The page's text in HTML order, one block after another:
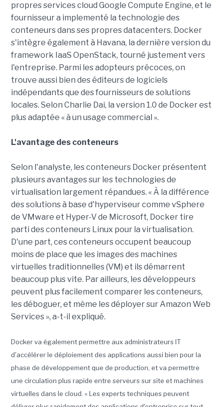
propres services cloud Google Compute Engine, et le
fournisseur a implementé la technologie des
conteneurs dans ses propres datacenters. Docker
s'intègre également à Havana, la dernière version du
framework IaaS OpenStack, tourné justement vers
l'entreprise. Parmi les adopteurs précoces, on
trouve aussi bien des éditeurs de logiciels
indépendants que des fournisseurs de solutions
locales. Selon Charlie Dai, la version 1.0 de Docker est
plus adaptée « à un usage commercial ».
L'avantage des conteneurs
Selon l'analyste, les conteneurs Docker présentent
plusieurs avantages sur les technologies de
virtualisation largement répandues. « À la différence
des solutions à base d'hyperviseur comme vSphere
de VMware et Hyper-V de Microsoft, Docker tire
parti des conteneurs Linux pour la virtualisation.
D'une part, ces conteneurs occupent beaucoup
moins de place que les images des machines
virtuelles traditionnelles (VM) et ils démarrent
beaucoup plus vite. Par ailleurs, les développeurs
peuvent plus facilement comparer les conteneurs,
les déboguer, et même les déployer sur Amazon Web
Services », a-t-il expliqué.
Docker va également permettre aux administrateurs IT
d'accélérer le déploiement des applications aussi bien pour la
phase de développement que de production, et va permettre
une circulation plus rapide entre serveurs sur site et machines
virtuelles dans le cloud. « Les experts techniques peuvent